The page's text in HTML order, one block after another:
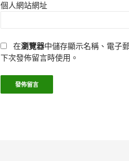
個人網站網址
在瀏覽器中儲存顯示名稱、電子
下次發佈留言時使用。